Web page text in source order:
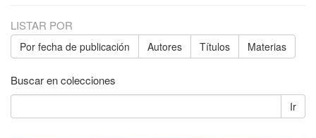
LISTAR POR
Por fecha de publicación Autores Títulos Materias
Buscar en colecciones
Ir